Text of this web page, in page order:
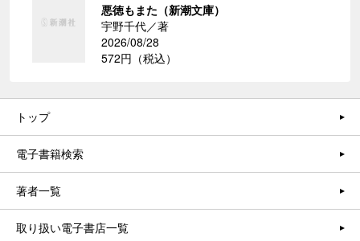
悪徳もまた（新潮文庫）
宇野千代／著
2026/08/28
572円（税込）
トップ
電子書籍検索
著者一覧
取り扱い電子書店一覧